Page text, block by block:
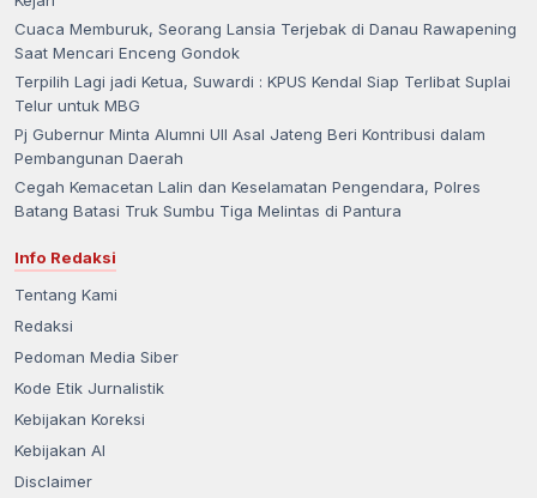
Cuaca Memburuk, Seorang Lansia Terjebak di Danau Rawapening
Saat Mencari Enceng Gondok
Terpilih Lagi jadi Ketua, Suwardi : KPUS Kendal Siap Terlibat Suplai
Telur untuk MBG
Pj Gubernur Minta Alumni UII Asal Jateng Beri Kontribusi dalam
Pembangunan Daerah
Cegah Kemacetan Lalin dan Keselamatan Pengendara, Polres
Batang Batasi Truk Sumbu Tiga Melintas di Pantura
Info Redaksi
Tentang Kami
Redaksi
Pedoman Media Siber
Kode Etik Jurnalistik
Kebijakan Koreksi
Kebijakan AI
Disclaimer